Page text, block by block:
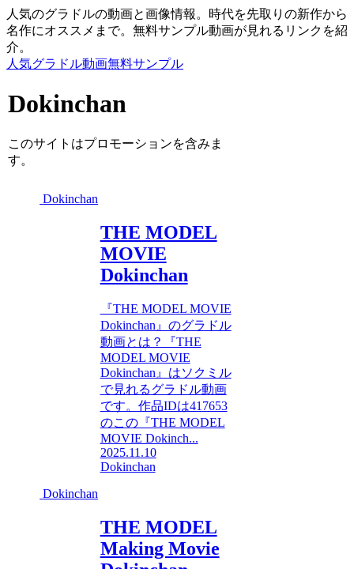
人気のグラドルの動画と画像情報。時代を先取りの新作から
名作にオススメまで。無料サンプル動画が見れるリンクを紹
介。
人気グラドル動画無料サンプル
Dokinchan
このサイトはプロモーションを含みま
す。
Dokinchan
THE MODEL
MOVIE
Dokinchan
『THE MODEL MOVIE
Dokinchan』のグラドル
動画とは？『THE
MODEL MOVIE
Dokinchan』はソクミル
で見れるグラドル動画
です。作品IDは417653
のこの『THE MODEL
MOVIE Dokinch...
2025.11.10
Dokinchan
Dokinchan
THE MODEL
Making Movie